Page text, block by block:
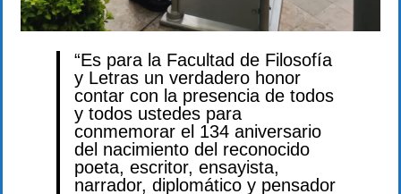
“Es para la Facultad de Filosofía
y Letras un verdadero honor
contar con la presencia de todos
y todos ustedes para
conmemorar el 134 aniversario
del nacimiento del reconocido
poeta, escritor, ensayista,
narrador, diplomático y pensador